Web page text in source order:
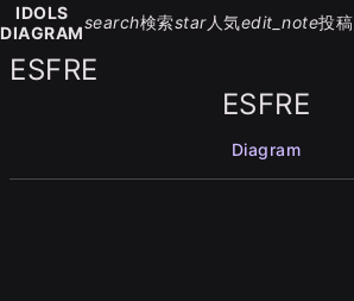
IDOLS
DIAGRAM
search検索star人気edit_note投稿
ESFRE
ESFRE
Diagram